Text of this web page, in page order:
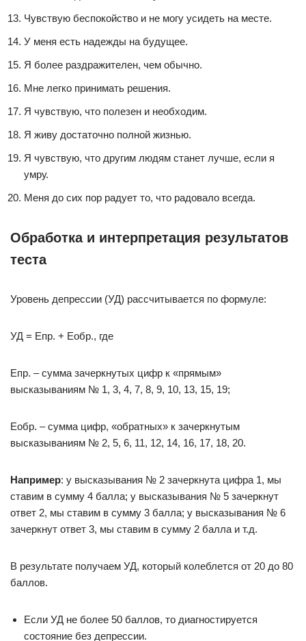
Чувствую беспокойство и не могу усидеть на месте.
У меня есть надежды на будущее.
Я более раздражителен, чем обычно.
Мне легко принимать решения.
Я чувствую, что полезен и необходим.
Я живу достаточно полной жизнью.
Я чувствую, что другим людям станет лучше, если я
умру.
Меня до сих пор радует то, что радовало всегда.
Обработка и интерпретация результатов
теста
Уровень депрессии (УД) рассчитывается по формуле:
УД = Епр. + Еобр., где
Епр. – сумма зачеркнутых цифр к «прямым»
высказываниям № 1, 3, 4, 7, 8, 9, 10, 13, 15, 19;
Еобр. – сумма цифр, «обратных» к зачеркнутым
высказываниям № 2, 5, 6, 11, 12, 14, 16, 17, 18, 20.
Например: у высказывания № 2 зачеркнута цифра 1, мы
ставим в сумму 4 балла; у высказывания № 5 зачеркнут
ответ 2, мы ставим в сумму 3 балла; у высказывания № 6
зачеркнут ответ 3, мы ставим в сумму 2 балла и т.д.
В результате получаем УД, который колеблется от 20 до 80
баллов.
Если УД не более 50 баллов, то диагностируется
состояние без депрессии.